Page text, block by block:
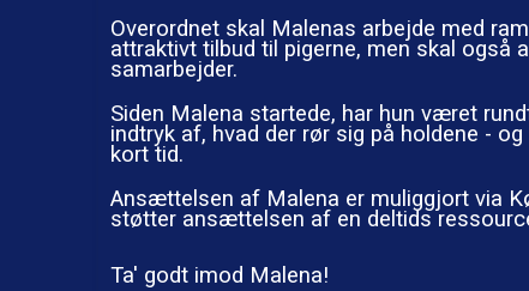
Overordnet skal Malenas arbejde med
attraktivt tilbud til pigerne, men skal også
samarbejder.
Siden Malena startede, har hun været
indtryk af, hvad der rør sig på holdene -
kort tid.
Ansættelsen af Malena er muliggjort via
støtter ansættelsen af en deltids
Ta' godt imod Malena!